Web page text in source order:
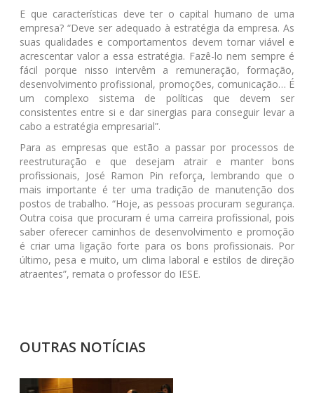
E que características deve ter o capital humano de uma
empresa? “Deve ser adequado à estratégia da empresa. As
suas qualidades e comportamentos devem tornar viável e
acrescentar valor a essa estratégia. Fazê-lo nem sempre é
fácil porque nisso intervêm a remuneração, formação,
desenvolvimento profissional, promoções, comunicação… É
um complexo sistema de políticas que devem ser
consistentes entre si e dar sinergias para conseguir levar a
cabo a estratégia empresarial”.
Para as empresas que estão a passar por processos de
reestruturação e que desejam atrair e manter bons
profissionais, José Ramon Pin reforça, lembrando que o
mais importante é ter uma tradição de manutenção dos
postos de trabalho. “Hoje, as pessoas procuram segurança.
Outra coisa que procuram é uma carreira profissional, pois
saber oferecer caminhos de desenvolvimento e promoção
é criar uma ligação forte para os bons profissionais. Por
último, pesa e muito, um clima laboral e estilos de direção
atraentes”, remata o professor do IESE.
OUTRAS NOTÍCIAS